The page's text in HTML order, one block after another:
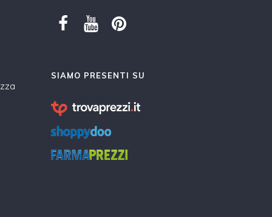
SIAMO PRESENTI SU